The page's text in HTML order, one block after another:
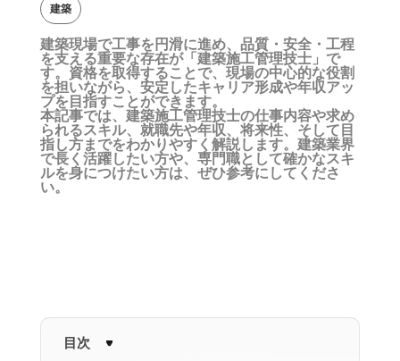
建築
建築現場で工事を円滑に進め、品質・安全・工程
を支える重要な存在が「建築施工管理技士」で
す。資格を取得することで、現場の中心的な役割
を担いながら、安定したキャリア形成や年収アッ
プを目指すことができます。
本記事では、建築施工管理技士の仕事内容や求め
られるスキル、就職先や年収、将来性、そして目
指し方までをわかりやすく解説します。建築業界
で長く活躍したい方や、専門職として確かなスキ
ルを身につけたい方は、ぜひ参考にしてくださ
い。
目次